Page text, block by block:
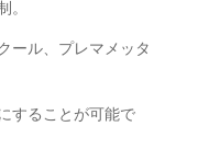
。
ール、プレマメッタ
することが可能で